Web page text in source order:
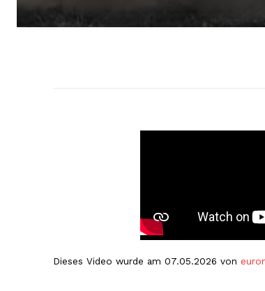
Dieses Video wurde am 07.05.2026 von